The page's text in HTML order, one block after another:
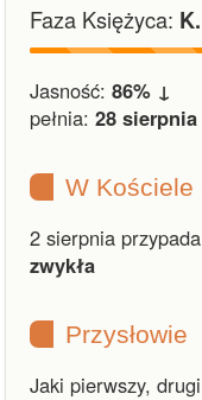
Faza Księżyca:
Jasność: 86% ↓
pełnia: 28
W Kościele
2 sierpnia
zwykła
Przysłowie
Jaki pierwszy,